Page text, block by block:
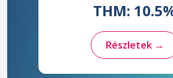
THM:
Részletek →